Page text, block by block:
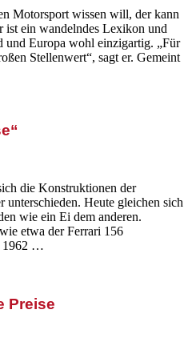
Motorsport wissen will, der kann
ist ein wandelndes Lexikon und
und Europa wohl einzigartig. „Für
Stellenwert“, sagt er. Gemeint
die Konstruktionen der
unterschieden. Heute gleichen sich
wie ein Ei dem anderen.
etwa der Ferrari 156
1962 …
Preise